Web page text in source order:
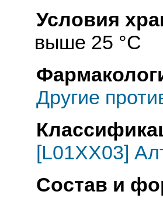
Условия
выше 25 °C
Другие
[L01XX03]
Состав и